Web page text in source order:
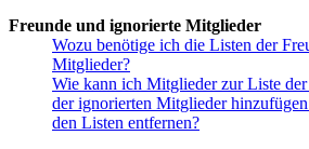
Freunde und ignorierte Mitglieder
Wozu benötige ich die Listen der
Mitglieder?
Wie kann ich Mitglieder zur Liste
der ignorierten Mitglieder
den Listen entfernen?